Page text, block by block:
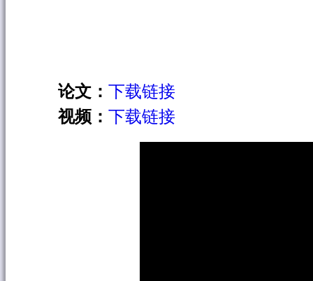
论文： 下载链接
视频： 下载链接